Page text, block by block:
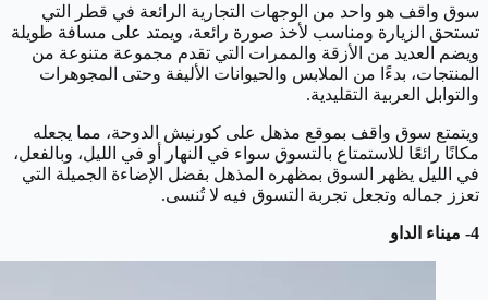
سوق واقف هو واحد من الوجهات التجارية الرائعة في قطر التي
تستحق الزيارة ومناسب لأخذ صورة رائعة، ويمتد على مسافة طويلة
ويضم العديد من الأزقة والممرات التي تقدم مجموعة متنوعة من
المنتجات، بدءًا من الملابس والحيوانات الأليفة وحتى المجوهرات
والتوابل العربية التقليدية.
ويتمتع سوق واقف بموقع مذهل على كورنيش الدوحة، مما يجعله
مكانًا رائعًا للاستمتاع بالتسوق سواء في النهار أو في الليل، وبالفعل،
في الليل يظهر السوق بمظهره المذهل بفضل الإضاءة الجميلة التي
تعزز جماله وتجعل تجربة التسوق فيه لا تُنسى.
4- ميناء الداو